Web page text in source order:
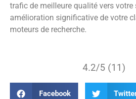
trafic de meilleure qualité vers
amélioration significative de votre
moteurs de recherche.
4.2/5 (11)
Facebook